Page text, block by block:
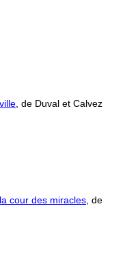
, de Duval et Calvez
cour des miracles , de